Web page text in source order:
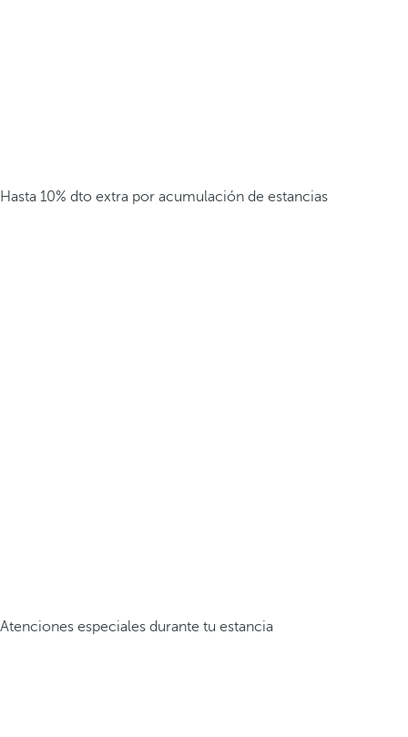
Hasta 10% dto extra por acumulación de estancias
Atenciones especiales durante tu estancia